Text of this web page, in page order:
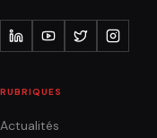
RUBRIQUES
Actualités